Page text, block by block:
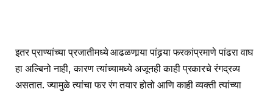
इतर प्राण्यांच्या प्रजातीमध्ये आढळणार्‍या पांढर्‍या फरकांप्रमाणे पांढरा वाघ
हा अल्बिनो नाही, कारण त्यांच्यामध्ये अजूनही काही प्रकारचे रंगद्रव्य
असतात. ज्यामुळे त्यांचा फर रंग तयार होतो आणि काही व्यक्ती त्यांच्या